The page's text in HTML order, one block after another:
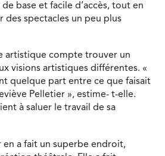
base et facile d’accès, tout en
des spectacles un peu plus
artistique compte trouver un
visions artistiques différentes. «
quelque part entre ce que faisait
Pelletier », estime- t-elle.
à saluer le travail de sa
en a fait un superbe endroit,